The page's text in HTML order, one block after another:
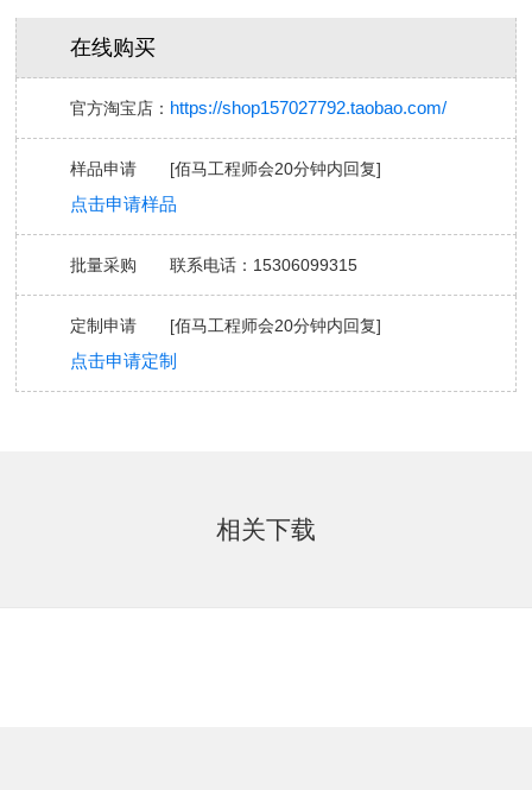
在线购买
官方淘宝店： https://shop157027792.taobao.com/
样品申请 [佰马工程师会20分钟内回复]
点击申请样品
批量采购 联系电话：15306099315
定制申请 [佰马工程师会20分钟内回复]
点击申请定制
相关下载